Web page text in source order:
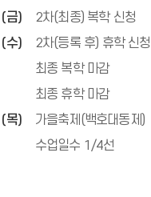
금)
2차(최종) 복학 신청
수)
2차(등록 후) 휴학 신청
최종 복학 마감
최종 휴학 마감
목)
가을축제(백호대동제)
수업일수 1/4선